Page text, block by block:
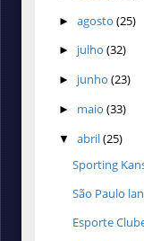
► agosto (25)
► julho (32)
► junho (23)
► maio (33)
▼ abril(25)
Sporting
São Paulo
Esporte